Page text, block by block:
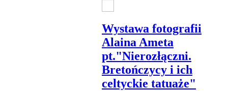
Wystawa fotografii
Alaina Ameta
pt."Nierozłączni.
Bretończycy i ich
celtyckie tatuaże"